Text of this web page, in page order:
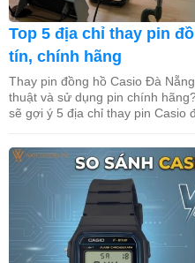
Top 5 địa chỉ thay pin
tín, chính hãng
Thay pin đồng hồ Casio Đà
thuật và sử dụng pin chính
sẽ gợi ý 5 địa chỉ thay pin Casio